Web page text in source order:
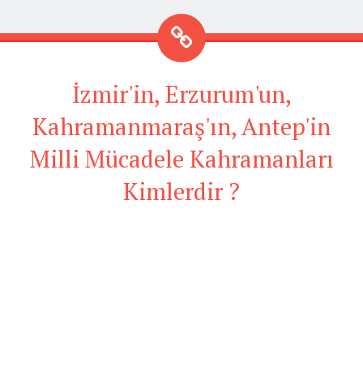
İzmir'in, Erzurum'un,
Kahramanmaraş'ın, Antep'in
Milli Mücadele Kahramanları
Kimlerdir ?